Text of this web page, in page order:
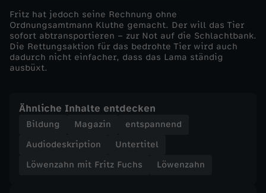
r
i
t
z
F
u
Fritz hat jedoch seine Rechnung ohne
Ordnungsamtmann Kluthe gemacht. Der will das Tier
sofort abtransportieren – zur Not auf die Schlachtbank.
Die Rettungsaktion für das bedrohte Tier wird auch
dadurch nicht einfacher, dass das Lama ständig
ausbüxt.
Ähnliche Inhalte entdecken
Bildung Magazin
entspannend
Audiodeskription
Untertitel
Löwenzahn mit Fritz Fuchs
Löwenzahn